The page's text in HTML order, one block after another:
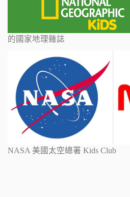
的國家地理雜誌
NASA 美國太空總署 Kids Club